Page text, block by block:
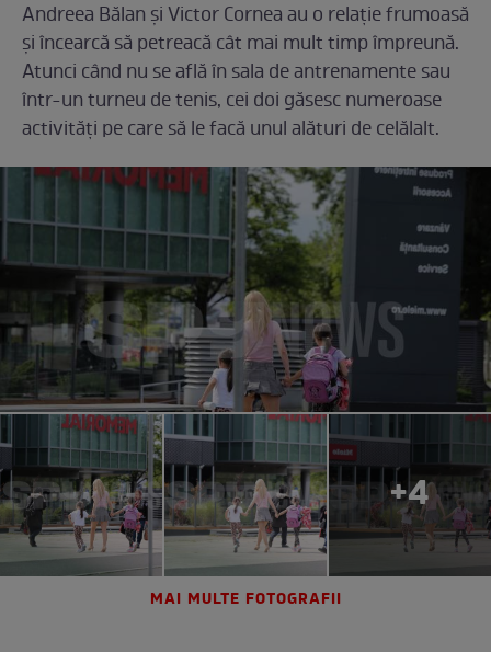
Andreea Bălan și Victor Cornea au o relație frumoasă
și încearcă să petreacă cât mai mult timp împreună.
Atunci când nu se află în sala de antrenamente sau
într-un turneu de tenis, cei doi găsesc numeroase
activități pe care să le facă unul alături de celălalt.
+4
MAI MULTE FOTOGRAFII